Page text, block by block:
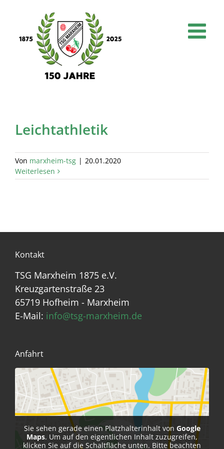
content
Leichtathletik
Von marxheim-tsg | 20.01.2020
Weiterlesen
Kontakt
TSG Marxheim 1875 e.V.
Kreuzgartenstraße 23
65719 Hofheim - Marxheim
E-Mail: info@tsg-marxheim.de
Anfahrt
Sie sehen gerade einen Platzhalterinhalt von Google
Maps. Um auf den eigentlichen Inhalt zuzugreifen,
klicken Sie auf die Schaltfläche unten. Bitte beachten